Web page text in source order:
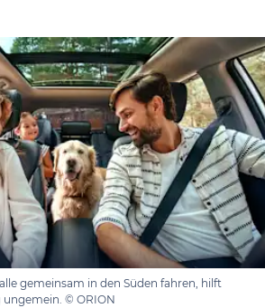
gemeinsam in den Süden fahren, hilft
© ORION